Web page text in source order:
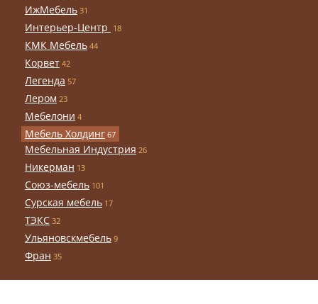
ИжМебель 31
Интерьер-Центр 18
КМК Мебель 44
Корвет 42
Легенда 57
Лером 23
Мебелони 4
Мебель Холдинг 67
Мебельная Индустрия 26
Никерман 13
Союз-мебель 101
Сурская мебель 17
ТЭКС 32
Ульяновскмебель 9
Фран 35